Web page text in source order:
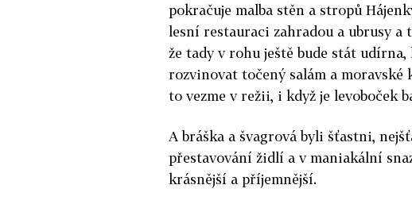
pokračuje malba stěn a stropů
lesní restauraci za­hradou a ubrusy
že tady v rohu ještě bude stát
rozvinovat točený salám a mo­ravské
to vezme v režii, i když je levoboček
A bráška a švagrová byli šťastni,
přestavování židlí a v maniakální
krásnější a příjem­nější.